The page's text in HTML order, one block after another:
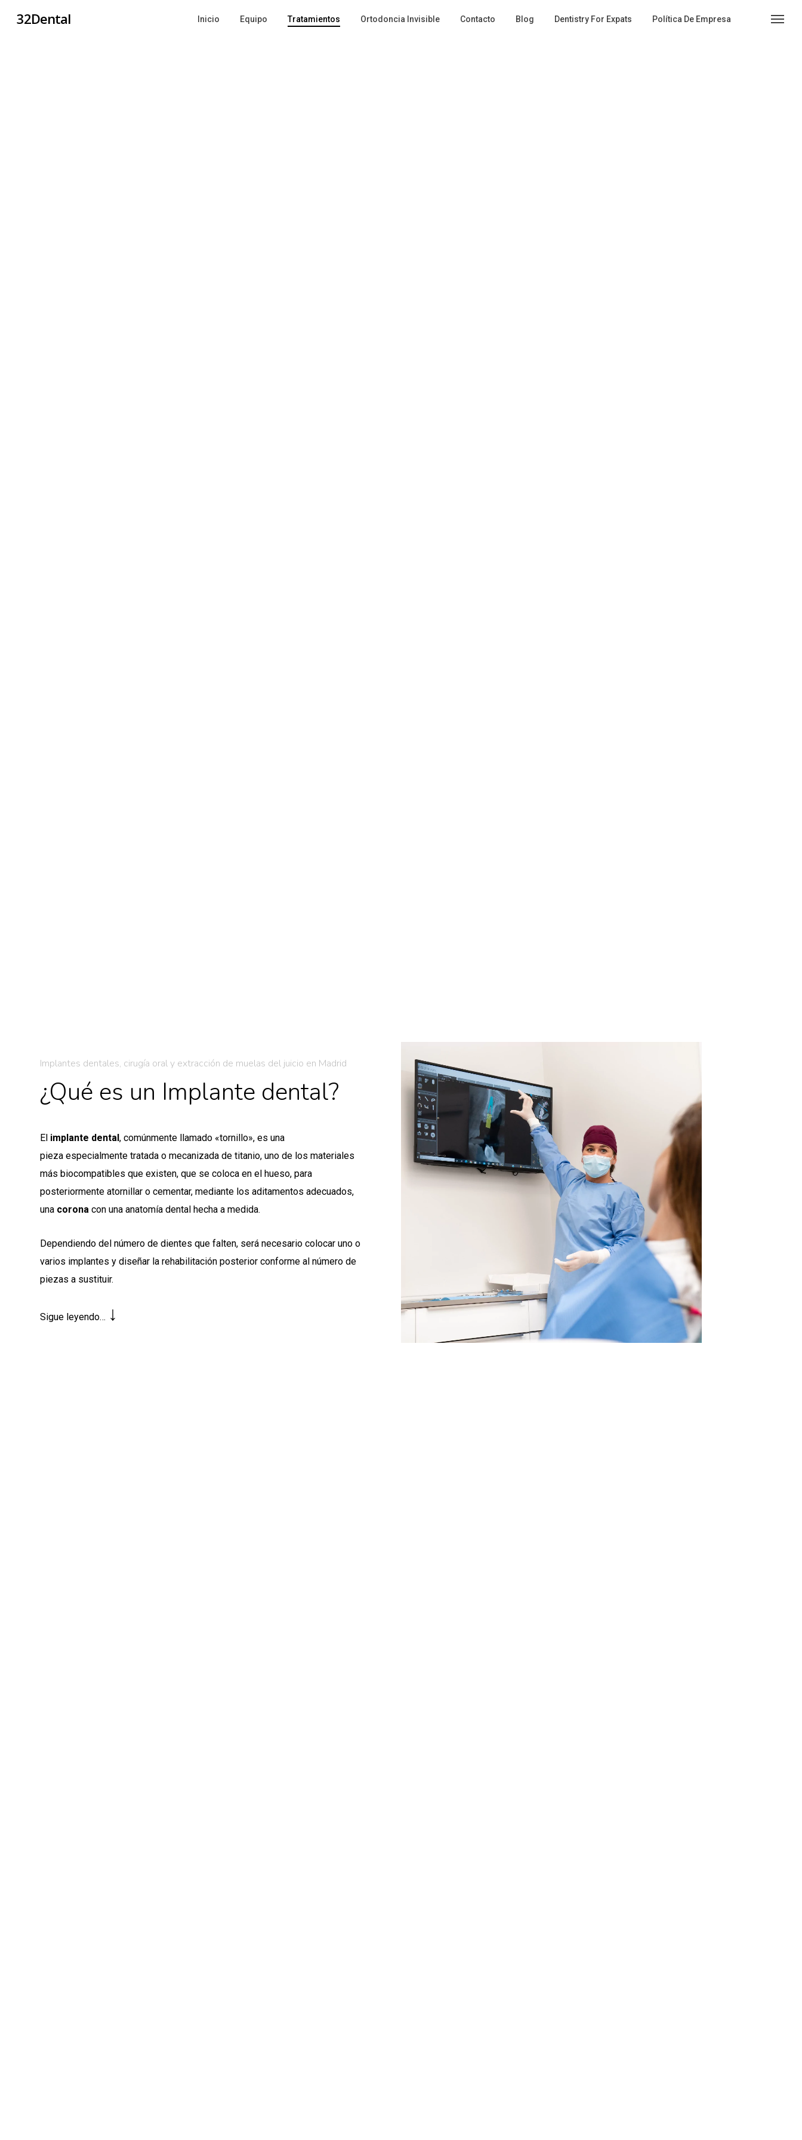
32Dental Inicio Equipo Tratamientos Ortodoncia Invisible Contacto Blog Dentistry For Expats Política De Empresa
Implantes dentales, cirugía oral y extracción de muelas del juicio en Madrid
¿Qué es un Implante dental?
El implante dental, comúnmente llamado «tornillo», es una
pieza especialmente tratada o mecanizada de titanio, uno de los materiales
más biocompatibles que existen, que se coloca en el hueso, para
posteriormente atornillar o cementar, mediante los aditamentos adecuados,
una corona con una anatomía dental hecha a medida.
Dependiendo del número de dientes que falten, será necesario colocar uno o
varios implantes y diseñar la rehabilitación posterior conforme al número de
piezas a sustituir.
Sigue leyendo… ↓